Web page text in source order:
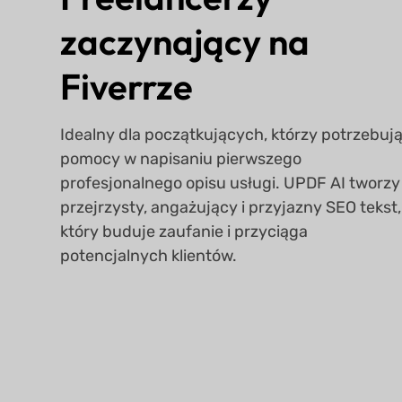
zaczynający na
Fiverrze
Idealny dla początkujących, którzy
pomocy w napisaniu pierwszego
profesjonalnego opisu usługi. UPDF AI tworzy
przejrzysty, angażujący i przyjazny SEO tekst,
który buduje zaufanie i przyciąga
potencjalnych klientów.